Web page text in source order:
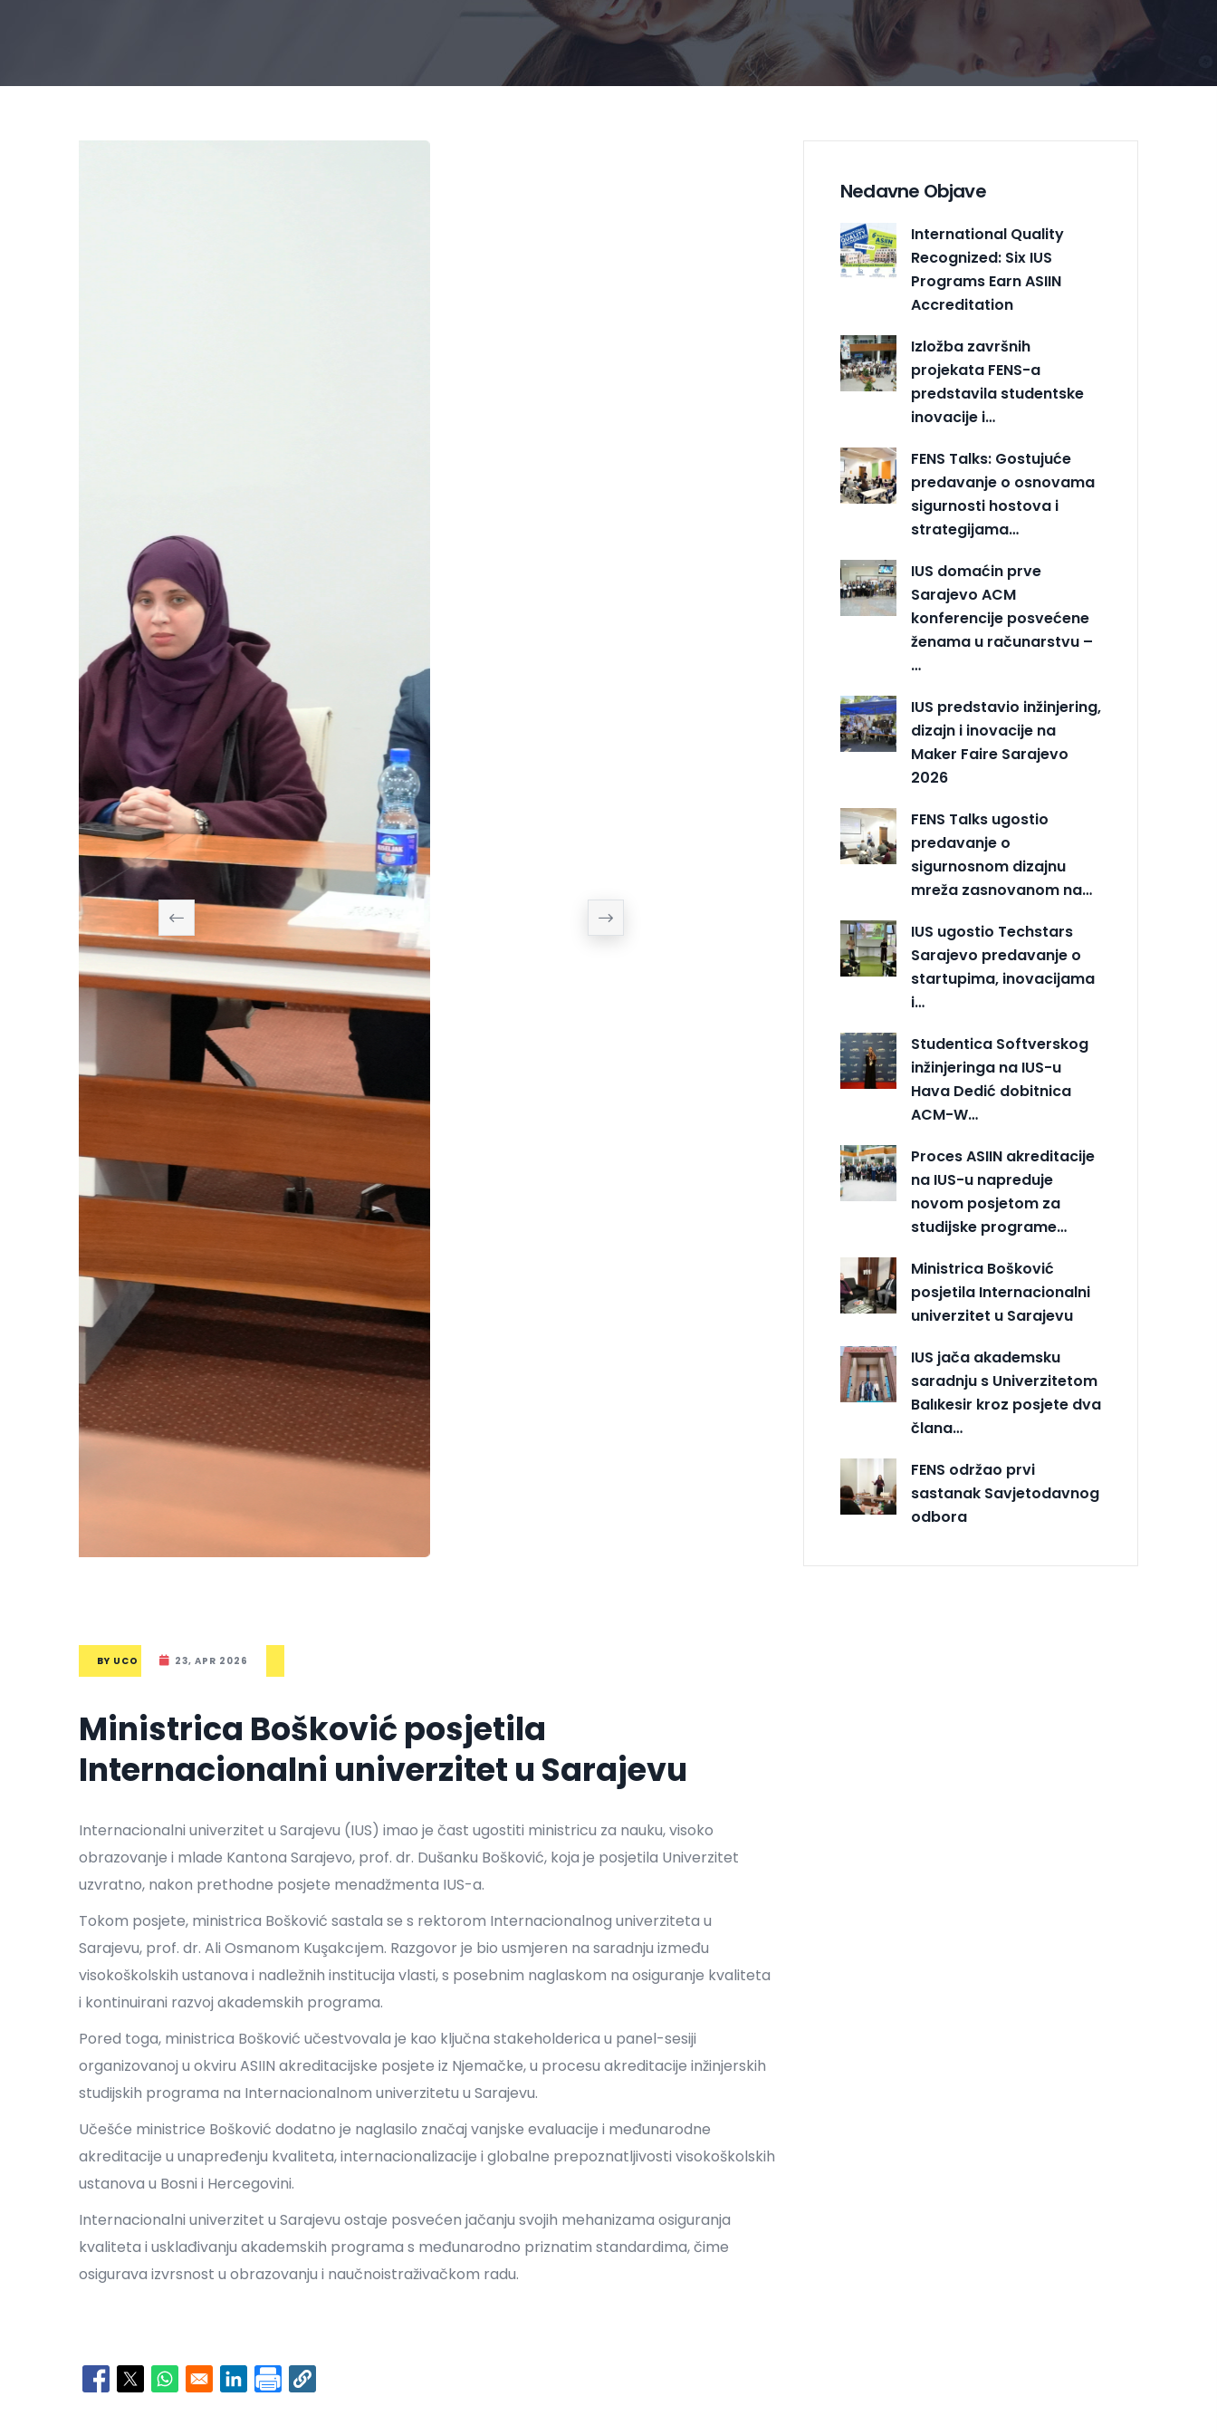
BY UCO 23, APR 2026
Ministrica Bošković posjetila
Internacionalni univerzitet u Sarajevu
Internacionalni univerzitet u Sarajevu (IUS) imao je čast ugostiti ministricu za nauku, visoko
obrazovanje i mlade Kantona Sarajevo, prof. dr. Dušanku Bošković, koja je posjetila Univerzitet
uzvratno, nakon prethodne posjete menadžmenta IUS-a.
Tokom posjete, ministrica Bošković sastala se s rektorom Internacionalnog univerziteta u
Sarajevu, prof. dr. Ali Osmanom Kuşakcıjem. Razgovor je bio usmjeren na saradnju između
visokoškolskih ustanova i nadležnih institucija vlasti, s posebnim naglaskom na osiguranje kvaliteta
i kontinuirani razvoj akademskih programa.
Pored toga, ministrica Bošković učestvovala je kao ključna stakeholderica u panel-sesiji
organizovanoj u okviru ASIIN akreditacijske posjete iz Njemačke, u procesu akreditacije inžinjerskih
studijskih programa na Internacionalnom univerzitetu u Sarajevu.
Učešće ministrice Bošković dodatno je naglasilo značaj vanjske evaluacije i međunarodne
akreditacije u unapređenju kvaliteta, internacionalizacije i globalne prepoznatljivosti visokoškolskih
ustanova u Bosni i Hercegovini.
Internacionalni univerzitet u Sarajevu ostaje posvećen jačanju svojih mehanizama osiguranja
kvaliteta i usklađivanju akademskih programa s međunarodno priznatim standardima, čime
osigurava izvrsnost u obrazovanju i naučnoistraživačkom radu.
Opens in a new window
Opens in a new window
Opens in a new window
Opens in a new window
Nedavne Objave
International Quality
Recognized: Six IUS
Programs Earn ASIIN
Accreditation
Izložba završnih
projekata FENS-a
predstavila studentske
inovacije i…
FENS Talks: Gostujuće
predavanje o osnovama
sigurnosti hostova i
strategijama…
IUS domaćin prve
Sarajevo ACM
konferencije posvećene
ženama u računarstvu –
…
IUS predstavio inžinjering,
dizajn i inovacije na
Maker Faire Sarajevo
2026
FENS Talks ugostio
predavanje o
sigurnosnom dizajnu
mreža zasnovanom na…
IUS ugostio Techstars
Sarajevo predavanje o
startupima, inovacijama
i…
Studentica Softverskog
inžinjeringa na IUS-u
Hava Dedić dobitnica
ACM-W…
Proces ASIIN akreditacije
na IUS-u napreduje
novom posjetom za
studijske programe…
Ministrica Bošković
posjetila Internacionalni
univerzitet u Sarajevu
IUS jača akademsku
saradnju s Univerzitetom
Balıkesir kroz posjete dva
člana…
FENS održao prvi
sastanak Savjetodavnog
odbora